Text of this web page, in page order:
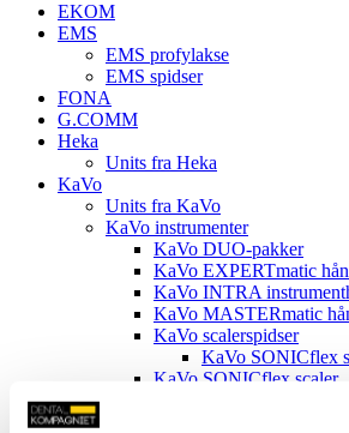
EKOM
EMS
EMS profylakse
EMS spidser
FONA
G.COMM
Heka
Units fra Heka
KaVo
Units fra KaVo
KaVo instrumenter
KaVo DUO-pakker
KaVo EXPERTmatic
KaVo INTRA
KaVo MASTERmatic
KaVo scalerspidser
KaVo SONICflex
KaVo SONICflex scaler
KaVo SMARTmatic
Tilbehør til instrumenter